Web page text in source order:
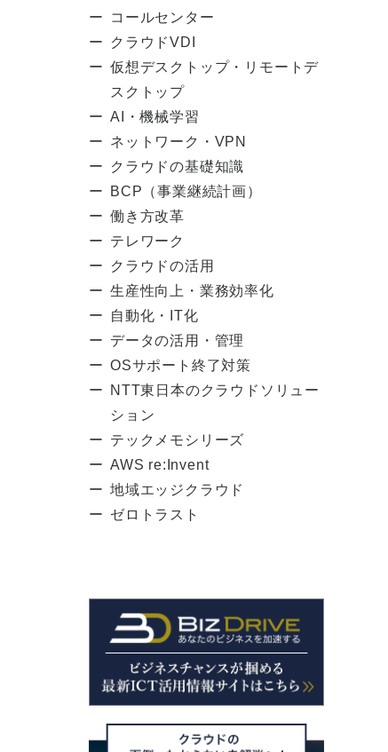
コールセンター
クラウドVDI
仮想デスクトップ・リモートデ
スクトップ
AI・機械学習
ネットワーク・VPN
クラウドの基礎知識
BCP（事業継続計画）
働き方改革
テレワーク
クラウドの活用
生産性向上・業務効率化
自動化・IT化
データの活用・管理
OSサポート終了対策
NTT東日本のクラウドソリュー
ション
テックメモシリーズ
AWS re:Invent
地域エッジクラウド
ゼロトラスト